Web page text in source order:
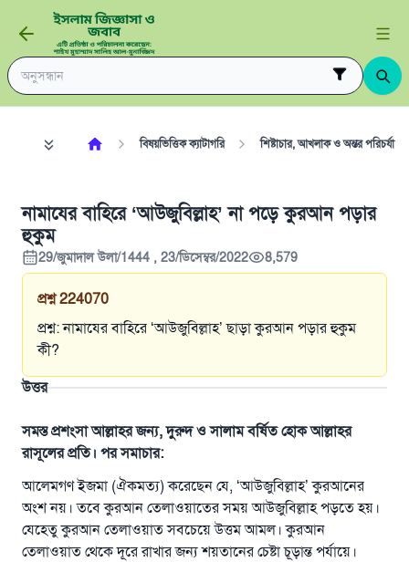
বিষয়ভিত্তিক ক্যাটাগরি শিষ্টাচার, আখলাক ও অন্তর পরিচর্যা
নামাযের বাহিরে ‘আউজুবিল্লাহ’ না পড়ে কুরআন পড়ার
হুকুম
29/জুমাদাল উলা/1444 , 23/ডিসেম্বর/2022 8,579
প্রশ্ন 224070
প্রশ্ন: নামাযের বাহিরে ‘আউজুবিল্লাহ’ ছাড়া কুরআন পড়ার হুকুম
কী?
উত্তর
সমস্ত প্রশংসা আল্লাহর জন্য, দুরুদ ও সালাম বর্ষিত হোক আল্লাহর
রাসূলের প্রতি। পর সমাচার:
আলেমগণ ইজমা (ঐকমত্য) করেছেন যে, ‘আউজুবিল্লাহ’ কুরআনের
অংশ নয়। তবে কুরআন তেলাওয়াতের সময় আউজুবিল্লাহ পড়তে হয়।
যেহেতু কুরআন তেলাওয়াত সবচেয়ে উত্তম আমল। কুরআন
তেলাওয়াত থেকে দূরে রাখার জন্য শয়তানের চেষ্টা চূড়ান্ত পর্যায়ে।